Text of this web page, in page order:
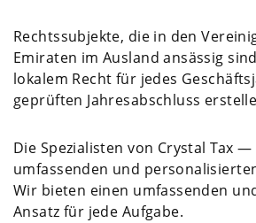
Rechtssubjekte, die in den
Emiraten im Ausland ansässig
lokalem Recht für jedes
geprüften Jahresabschluss
Die Spezialisten von Crystal Tax —
umfassenden und
Wir bieten einen umfassenden
Ansatz für jede Aufgabe.